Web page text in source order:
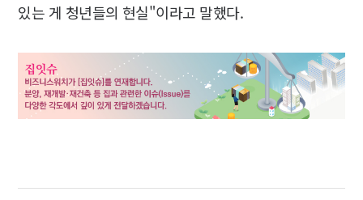
있는 게 청년들의 현실"이라고 말했다.